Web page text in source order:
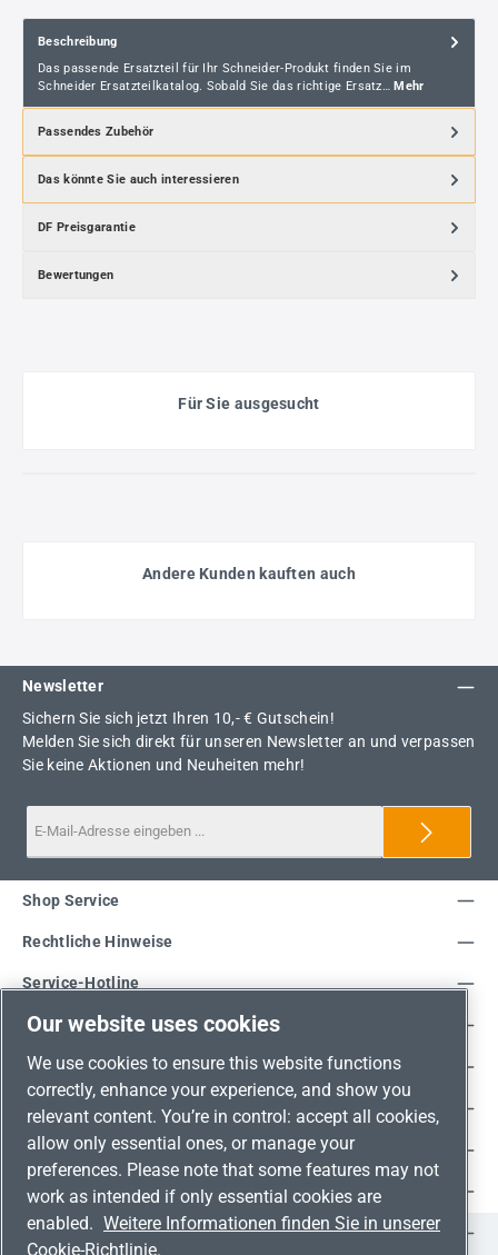
Beschreibung
Das passende Ersatzteil für Ihr Schneider-Produkt finden Sie im
Schneider Ersatzteilkatalog. Sobald Sie das richtige Ersatz… Mehr
Passendes Zubehör
Das könnte Sie auch interessieren
DF Preisgarantie
Bewertungen
Für Sie ausgesucht
Andere Kunden kauften auch
Newsletter
Sichern Sie sich jetzt Ihren 10,- € Gutschein!
Melden Sie sich direkt für unseren Newsletter an und verpassen
Sie keine Aktionen und Neuheiten mehr!
Service-Hotline
Shop Service
Rechtliche Hinweise
Unsere Vorteile
Versandarten
Zahlungsarten
Adresse
Umweltschutz & Partnerschaft
Jetzt auf Social Media folgen!
Our website uses cookies
We use cookies to ensure this website functions
correctly, enhance your experience, and show you
relevant content. You’re in control: accept all cookies,
allow only essential ones, or manage your
preferences. Please note that some features may not
work as intended if only essential cookies are
enabled. Weitere Informationen finden Sie in unserer
Cookie-Richtlinie.